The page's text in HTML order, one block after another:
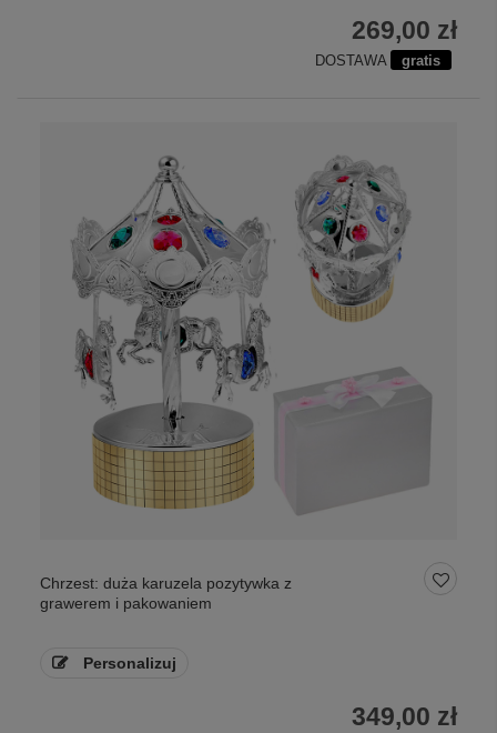
269,00 zł
DOSTAWA gratis
Chrzest: duża karuzela pozytywka z
grawerem i pakowaniem
Personalizuj
349,00 zł